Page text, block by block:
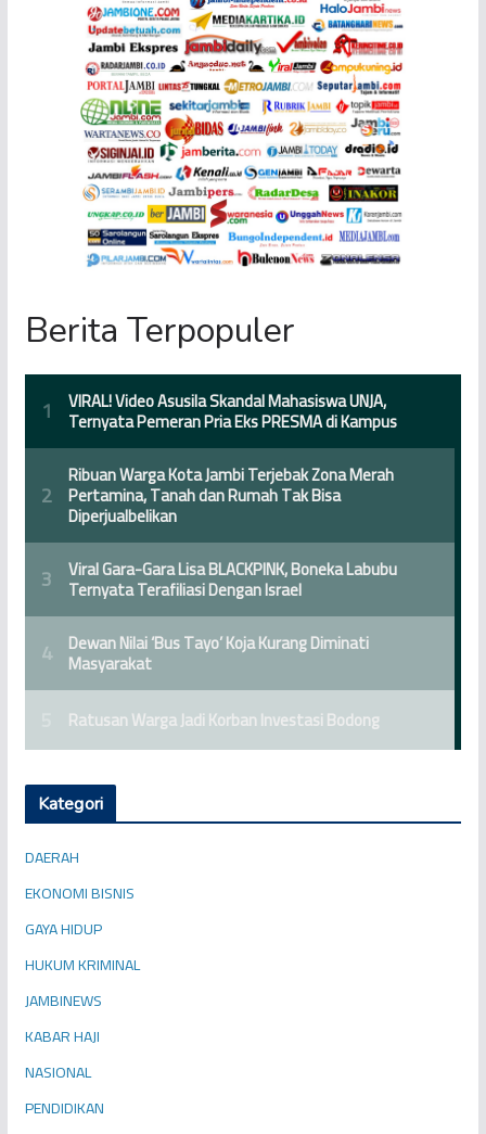
Berita Terpopuler
Kategori
DAERAH
EKONOMI BISNIS
GAYA HIDUP
HUKUM KRIMINAL
JAMBINEWS
KABAR HAJI
NASIONAL
PENDIDIKAN